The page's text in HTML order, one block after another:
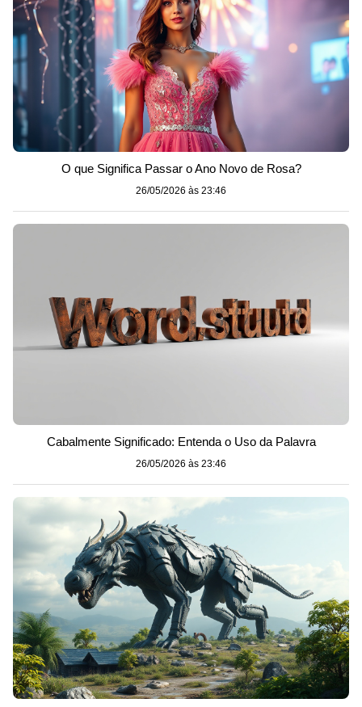
O que Significa Passar o Ano Novo de Rosa?
26/05/2026 às 23:46
Cabalmente Significado: Entenda o Uso da Palavra
26/05/2026 às 23:46